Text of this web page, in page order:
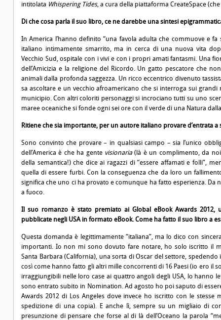
intitolata Whispering Tides, a cura della piattaforma CreateSpace
Di che cosa parla il suo libro, ce ne darebbe una sintesi
In America l’hanno definito “una favola adulta che commuove e
italiano intimamente smarrito, ma in cerca di una nuova vita
Vecchio Sud, ospitale con i vivi e con i propri amati fantasmi. Una
dell’Amicizia e la religione del Ricordo. Un gatto pescatore che
animali dalla profonda saggezza. Un ricco eccentrico divenuto
sa ascoltare e un vecchio afroamericano che si interroga sui
municipio. Con altri coloriti personaggi si incrociano tutti su uno
maree oceaniche si fonde ogni sei ore con il verde di una Natura
Ritiene che sia importante, per un autore italiano provare d’entrata a
Sono convinto che provare – in qualsiasi campo – sia l’unico
dell’America è che ha gente visionaria(là è un complimento, da noi
della semantica!) che dice ai ragazzi di “essere affamati e folli”,
quella di essere furbi. Con la conseguenza che da loro un
significa che uno ci ha provato e comunque ha fatto esperienza. Da
a fuoco.
Il suo romanzo è stato premiato ai Global eBook Awards 2012,
pubblicate negli USA in formato eBook. Come ha fatto il suo libro a
Questa domanda è legittimamente “italiana”, ma lo dico con
importanti. Io non mi sono dovuto fare notare, ho solo iscritto il
Santa Barbara (California), una sorta di Oscar del settore,
così come hanno fatto gli altri mille concorrenti di 16 Paesi (io ero il
irraggiungibili nelle loro case ai quattro angoli degli USA, lo
sono entrato subito in Nomination. Ad agosto ho poi saputo di
Awards 2012 di Los Angeles dove invece ho iscritto con le
spedizione di una copia). E anche lì, sempre su un migliaio di
presunzione di pensare che forse al di là dell’Oceano la parola